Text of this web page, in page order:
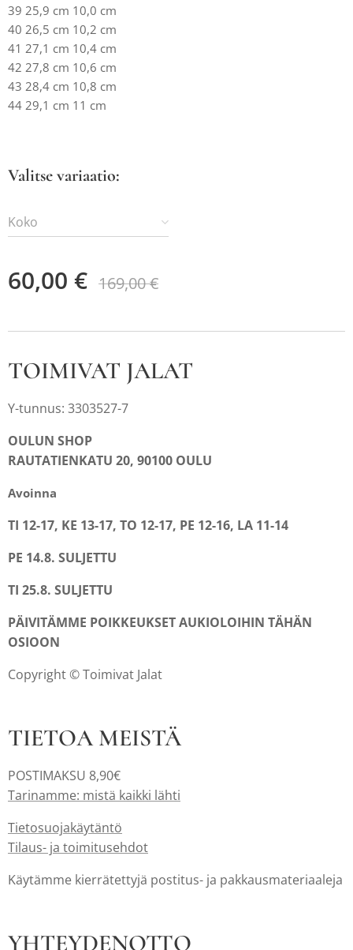
39 25,9 cm 10,0 cm
40 26,5 cm 10,2 cm
41 27,1 cm 10,4 cm
42 27,8 cm 10,6 cm
43 28,4 cm 10,8 cm
44 29,1 cm 11 cm
Valitse variaatio:
Koko
60,00 € 169,00€
TOIMIVAT JALAT
Y-tunnus: 3303527-7
OULUN SHOP
RAUTATIENKATU 20, 90100 OULU
Avoinna
TI 12-17, KE 13-17, TO 12-17, PE 12-16, LA 11-14
PE 14.8. SULJETTU
TI 25.8. SULJETTU
PÄIVITÄMME POIKKEUKSET AUKIOLOIHIN TÄHÄN
OSIOON
Copyright © Toimivat Jalat
TIETOA MEISTÄ
POSTIMAKSU 8,90€
Tarinamme: mistä kaikki lähti
Tietosuojakäytäntö
Tilaus- ja toimitusehdot
Käytämme kierrätettyjä postitus- ja pakkausmateriaaleja
YHTEYDENOTTO